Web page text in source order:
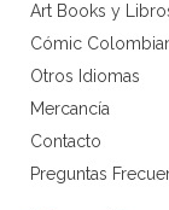
Art Books y
Cómic
Otros Idiomas
Mercancía
Contacto
Preguntas